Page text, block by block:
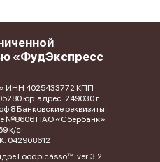
«ФудЭкспресс
ИНН 4025433772 КПП
юр. адрес: 249030 г.
8 Банковские реквизиты:
№8606 ПАО «Сбербанк»
к/с:
042908612
Foodpicássover. 3.2